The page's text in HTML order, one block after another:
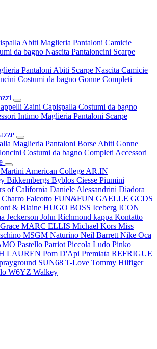
Abiti Maglieria Pantaloni Camicie
da bagno Nascita Pantaloncini Scarpe
Pantaloni Abiti Scarpe Nascita Camicie
Costumi da bagno Gonne Completi
Zaini Capispalla Costumi da bagno
Intimo Maglieria Pantaloni Scarpe
Maglieria Pantaloni Borse Abiti Gonne
Costumi da bagno Completi Accessori
American College AR.IN
Bikkembergs Byblos Ciesse Piumini
of California Daniele Alessandrini Diadora
Falcotto FUN&FUN GAELLE GCDS
& Blaine HUGO BOSS Iceberg ICON
Jeckerson John Richmond kappa Kontatto
MARC ELLIS Michael Kors Miss
MSGM Naturino Neil Barrett Nike Oca
Pastello Patriot Piccola Ludo Pinko
LAUREN Pom D'Api Premiata REFRIGUE
SUN68 T-Love Tommy Hilfiger
W6YZ Walkey